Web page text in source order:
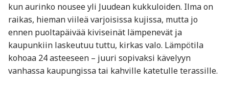
kun aurinko nousee yli Juudean kukkuloiden. Ilma on
raikas, hieman viileä varjoisissa kujissa, mutta jo
ennen puoltapäivää kiviseinät lämpenevät ja
kaupunkiin laskeutuu tuttu, kirkas valo. Lämpötila
kohoaa 24 asteeseen – juuri sopivaksi kävelyyn
vanhassa kaupungissa tai kahville katetulle terassille.